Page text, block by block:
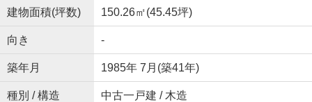
建物面積(坪数) 150.26㎡(45.45坪)
向き -
築年月 1985年 7月(築41年)
種別 / 構造 中古一戸建 / 木造